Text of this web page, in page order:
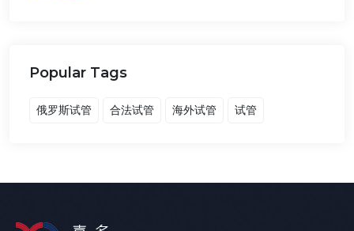
Popular Tags
俄罗斯试管 合法试管 海外试管 试管